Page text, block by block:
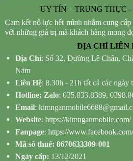
UY TÍN – TRUNG THỰC
Cam kết nỗ lực hết mình nhằm cung
với những giá trị mà khách hàng mong
ĐỊA CHỈ LIÊN
Địa Chỉ: Số 32, Đường Lê Chân,
Nam
Liên Hệ: 8.30h - 21h tất cả các ngày
Hotline; Zalo: 035.833.8389,
Email:
Website: https://kimnganmobile.com/
Fanpage: https://
Mã số thuế: 8670633309-001
Ngày cấp: 13/12/2021